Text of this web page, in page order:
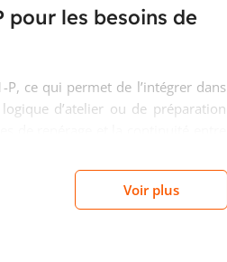
pour les besoins de
P, ce qui permet de l’intégrer dans
d’atelier ou de préparation
en environnement
Voir plus